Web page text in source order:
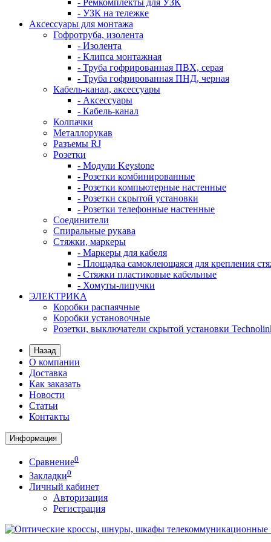
- Ремкомплекты для УЗК
- УЗК на тележке
Аксессуары для монтажа
Гофротруба, изолента
- Изолента
- Клипса монтажная
- Труба гофрированная ПВХ, серая
- Труба гофрированная ПНД, черная
Кабель-канал, аксессуары
- Аксессуары
- Кабель-канал
Колпачки
Металлорукав
Разъемы RJ
Розетки
- Модули Keystone
- Розетки комбинированные
- Розетки компьютерные настенные
- Розетки скрытой установки
- Розетки телефонные настенные
Соединители
Спиральные рукава
Стяжки, маркеры
- Маркеры для кабеля
- Площадка самоклеющаяся для крепления
- Стяжки пластиковые кабельные
- Хомуты-липучки
ЭЛЕКТРИКА
Коробки распаячные
Коробки установочные
Розетки, выключатели скрытой установки
Назад
О компании
Доставка
Как заказать
Новости
Статьи
Контакты
Информация
Сравнение0
Закладки0
Личный кабинет
Авторизация
Регистрация